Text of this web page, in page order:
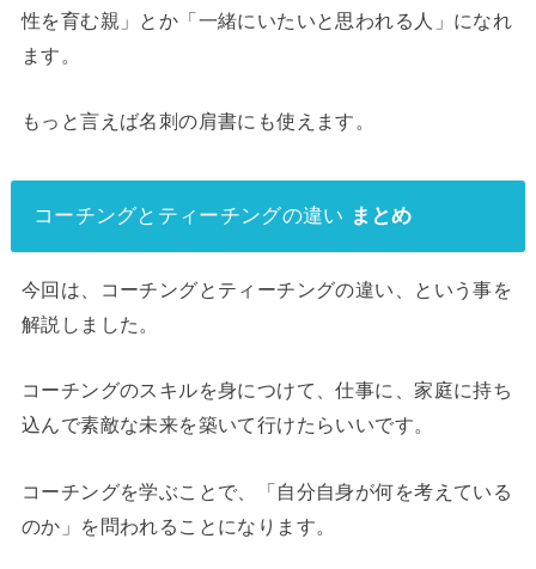
性を育む親」とか「一緒にいたいと思われる人」になれ
ます。
もっと言えば名刺の肩書にも使えます。
コーチングとティーチングの違い まとめ
今回は、コーチングとティーチングの違い、という事を
解説しました。
コーチングのスキルを身につけて、仕事に、家庭に持ち
込んで素敵な未来を築いて行けたらいいです。
コーチングを学ぶことで、「自分自身が何を考えている
のか」を問われることになります。